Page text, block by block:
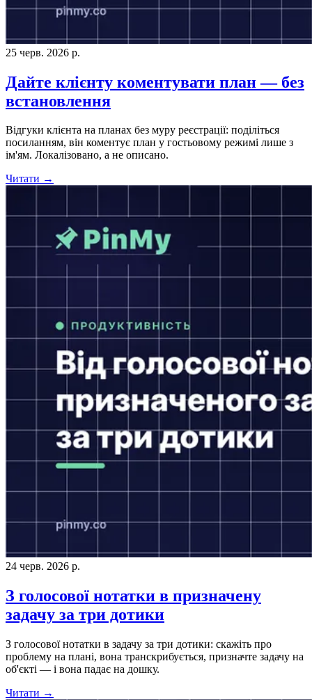
25 черв. 2026 р.
Дайте клієнту коментувати план — без
встановлення
Відгуки клієнта на планах без муру реєстрації: поділіться
посиланням, він коментує план у гостьовому режимі лише з
ім'ям. Локалізовано, а не описано.
Читати →
24 черв. 2026 р.
З голосової нотатки в призначену
задачу за три дотики
З голосової нотатки в задачу за три дотики: скажіть про
проблему на плані, вона транскрибується, призначте задачу на
об'єкті — і вона падає на дошку.
Читати →